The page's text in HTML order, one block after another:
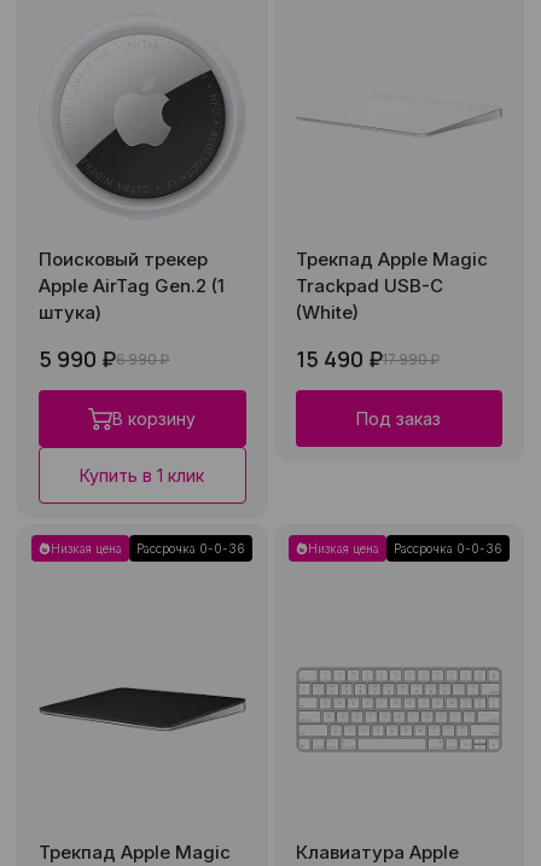
Поисковый трекер
Apple AirTag Gen.2 (1
штука)
5 990 ₽6 990 ₽
В корзину
Купить в 1 клик
Трекпад Apple Magic
Trackpad USB-C
(White)
15 490 ₽17 990 ₽
Под заказ
Низкая цена Рассрочка 0-0-36
Трекпад Apple Magic
Низкая цена Рассрочка 0-0-36
Клавиатура Apple